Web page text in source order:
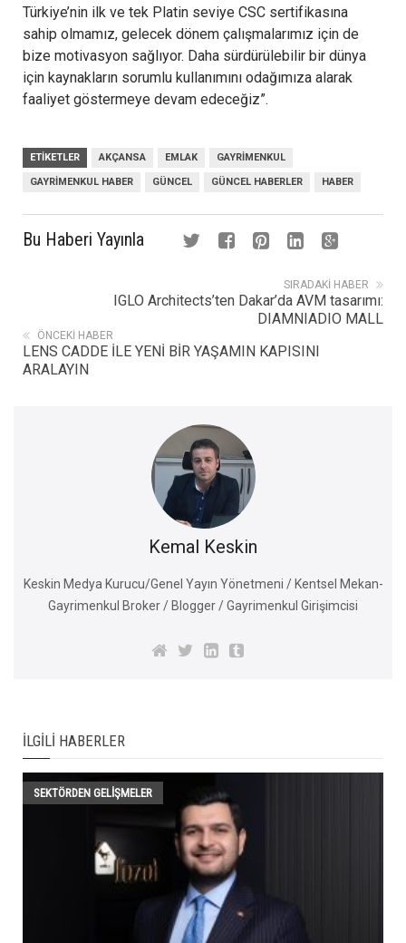
Türkiye’nin ilk ve tek Platin seviye CSC sertifikasına
sahip olmamız, gelecek dönem çalışmalarımız için de
bize motivasyon sağlıyor. Daha sürdürülebilir bir dünya
için kaynakların sorumlu kullanımını odağımıza alarak
faaliyet göstermeye devam edeceğiz”.
ETIKETLER AKÇANSA EMLAK GAYRIMENKUL
GAYRIMENKUL HABER GÜNCEL GÜNCEL HABERLER HABER
Bu Haberi Yayınla
SIRADAKI HABER
IGLO Architects’ten Dakar’da AVM tasarımı:
DIAMNIADIO MALL
ÖNCEKI HABER
LENS CADDE İLE YENİ BİR YAŞAMIN KAPISINI
ARALAYIN
Kemal Keskin
Keskin Medya Kurucu/Genel Yayın Yönetmeni / Kentsel Mekan-
Gayrimenkul Broker / Blogger / Gayrimenkul Girişimcisi
İLGILI HABERLER
SEKTÖRDEN GELIŞMELER